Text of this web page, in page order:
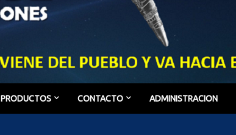
PRODUCTOS CONTACTO ADMINISTRACION